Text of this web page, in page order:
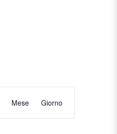
Evento
Viste
Navigazione
Mese Giorno